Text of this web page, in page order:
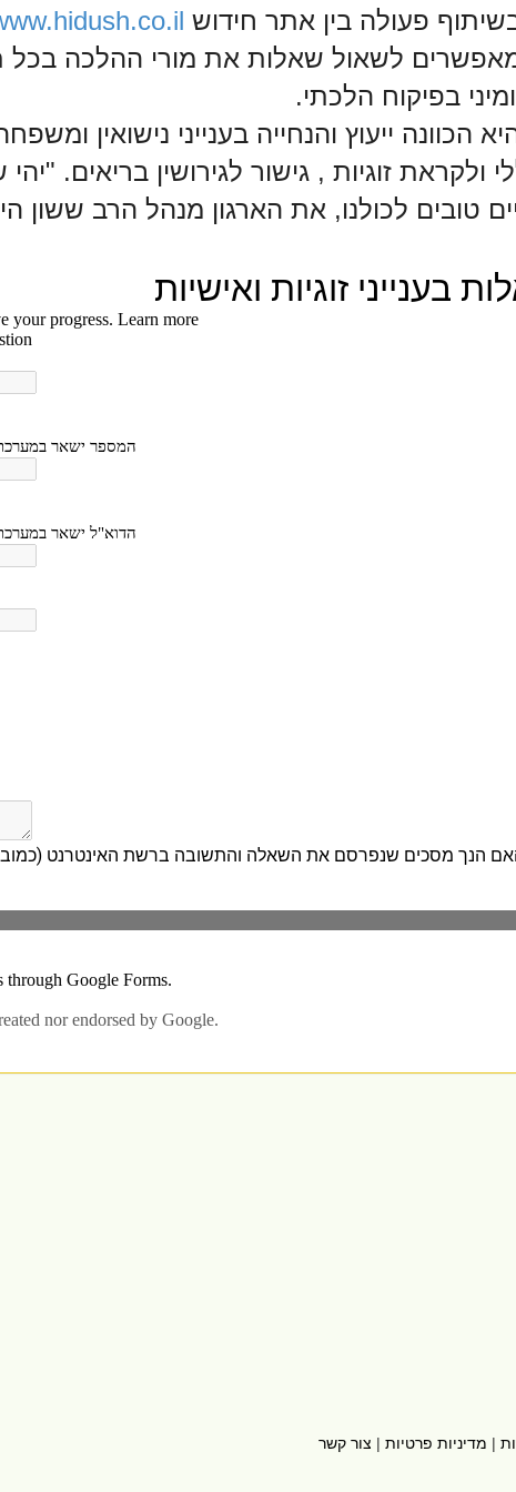
פעולה בין אתר חידוש
לשאול שאלות את מורי ההלכה בכל
בפיקוח הלכתי.
הכוונה ייעוץ והנחייה בענייני נישואין
ולקראת זוגיות , גישור לגירושין בריאים.
טובים לכולנו, את הארגון מנהל הרב ששון
| מדיניות פרטיות | צור קשר